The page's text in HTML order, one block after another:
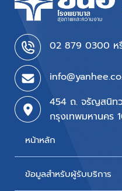
02 879 0300 ห
454 ถ. จรัญสนิท
กรุงเทพมหานคร
หน้าหลัก
บริการของเรา
ข้อมูลสำหรับผู้รับบริการ